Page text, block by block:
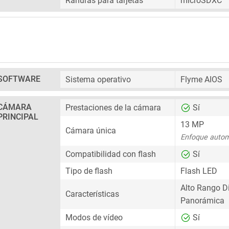
Sistema operativo Flyme AIOS
Prestaciones de la cámara Sí
Cámara única
13 MP
Enfoque
Compatibilidad con flash
Sí
Tipo de flash
Flash LED
Características
Alto Rango
Panorámica
Modos de vídeo
Sí